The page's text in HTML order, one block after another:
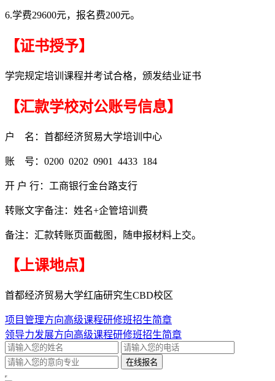
6.学费29600元，报名费200元。
【证书授予】
学完规定培训课程并考试合格，颁发结业证书
【汇款学校对公账号信息】
户 名：首都经济贸易大学培训中心
账 号：0200 0202 0901 4433 184
开 户 行：工商银行金台路支行
转账文字备注：姓名+企管培训费
备注：汇款转账页面截图，随申报材料上交。
【上课地点】
首都经济贸易大学红庙研究生CBD校区
项目管理方向高级课程研修班招生简章
领导力发展方向高级课程研修班招生简章